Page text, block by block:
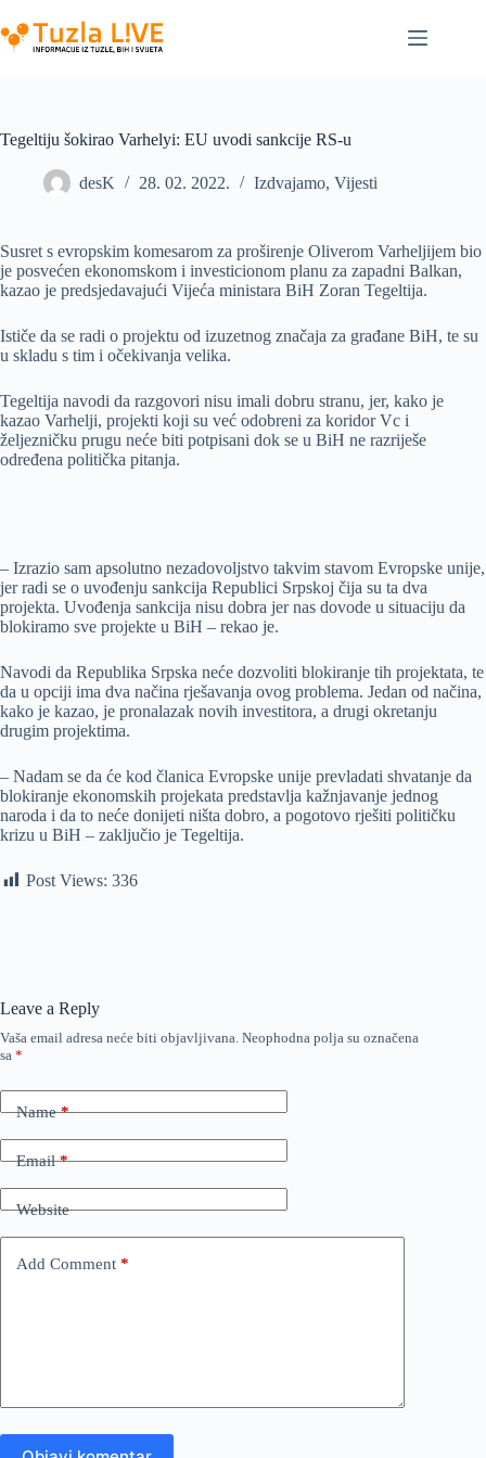
to
content
Tegeltiju šokirao Varhelyi: EU uvodi sankcije RS-u
desK 28. 02. 2022. Izdvajamo, Vijesti
Susret s evropskim komesarom za proširenje Oliverom Varheljijem bio
je posvećen ekonomskom i investicionom planu za zapadni Balkan,
kazao je predsjedavajući Vijeća ministara BiH Zoran Tegeltija.
Ističe da se radi o projektu od izuzetnog značaja za građane BiH, te su
u skladu s tim i očekivanja velika.
Tegeltija navodi da razgovori nisu imali dobru stranu, jer, kako je
kazao Varhelji, projekti koji su već odobreni za koridor Vc i
željezničku prugu neće biti potpisani dok se u BiH ne razriješe
određena politička pitanja.
– Izrazio sam apsolutno nezadovoljstvo takvim stavom Evropske unije,
jer radi se o uvođenju sankcija Republici Srpskoj čija su ta dva
projekta. Uvođenja sankcija nisu dobra jer nas dovode u situaciju da
blokiramo sve projekte u BiH – rekao je.
Navodi da Republika Srpska neće dozvoliti blokiranje tih projektata, te
da u opciji ima dva načina rješavanja ovog problema. Jedan od načina,
kako je kazao, je pronalazak novih investitora, a drugi okretanju
drugim projektima.
– Nadam se da će kod članica Evropske unije prevladati shvatanje da
blokiranje ekonomskih projekata predstavlja kažnjavanje jednog
naroda i da to neće donijeti ništa dobro, a pogotovo rješiti političku
krizu u BiH – zaključio je Tegeltija.
Post Views: 336
Leave a Reply
Vaša email adresa neće biti objavljivana. Neophodna polja su označena
sa *
Name*
Email*
Website
Add Comment *